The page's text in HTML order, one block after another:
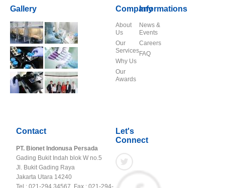
Gallery Company
About
Us
Our
Services
Why Us
Our
Awards
Informations
News &
Events
Careers
FAQ
Contact
PT. Bionet Indonusa Persada
Gading Bukit Indah blok W no.5
Jl. Bukit Gading Raya
Jakarta Utara 14240
Tel : 021-294 34567, Fax : 021-294-
Let's
Connect